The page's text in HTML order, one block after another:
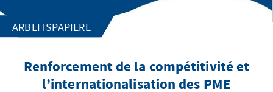
ARBEITSPAPIERE
Renforcement de la compétitivité et
l’internationalisation des PME